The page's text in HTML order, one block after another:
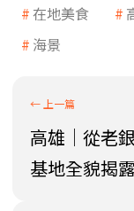
在地美食
海景
高雄│從老
基地全貌揭